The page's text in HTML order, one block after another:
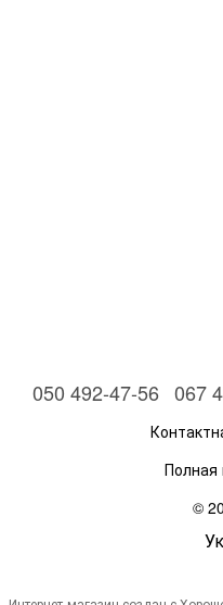
050 492-47-56 067
Полная
©